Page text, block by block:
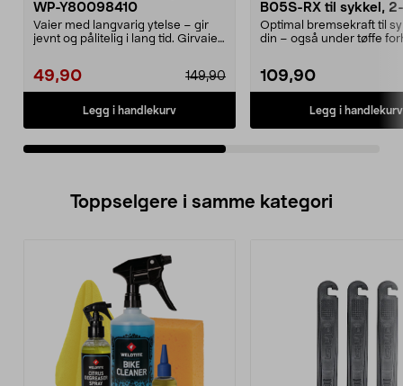
WP-Y80098410
Vaier med langvarig ytelse – gir
jevnt og pålitelig i lang tid. Girvaier
149,90
49,90
Legg i handlekurv
B05S-RX til sykkel, 2-
pakning
Optimal bremsekraft til
din – også under tøffe
109,90
Legg i handlekurv
Toppselgere i samme kategori